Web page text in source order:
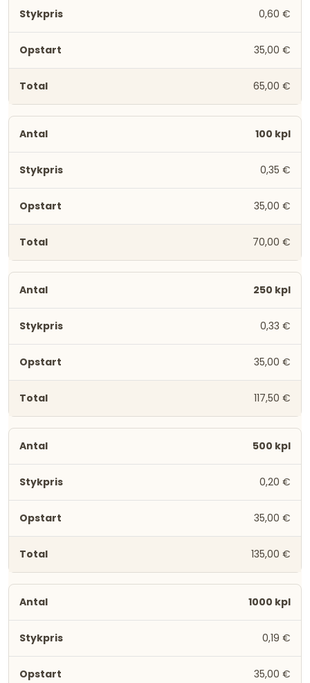
0,60 €
35,00 €
65,00 €
100 kpl
0,35 €
35,00 €
70,00 €
250 kpl
0,33 €
35,00 €
117,50 €
500 kpl
0,20 €
35,00 €
135,00 €
1000 kpl
0,19 €
35,00 €